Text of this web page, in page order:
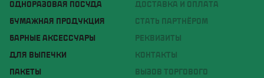
ОДНОРАЗОВАЯ ПОСУДА
БУМАЖНАЯ ПРОДУКЦИЯ
БАРНЫЕ АКСЕССУАРЫ
ДЛЯ ВЫПЕЧКИ
ПАКЕТЫ
ДОСТАВКА И ОПЛАТА
СТАТЬ ПАРТНЁРОМ
РЕКВИЗИТЫ
КОНТАКТЫ
ВЫЗОВ ТОРГОВОГО